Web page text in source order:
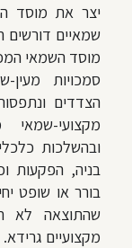
יצר את מוסד
שמאיים
מוסד השמאי
סמכויות
הצדדים
מקצועי-
ובהשלכות
בניה, הפקעות
בורר או שופט
שהתוצאה לא
מקצועיים גרידא.